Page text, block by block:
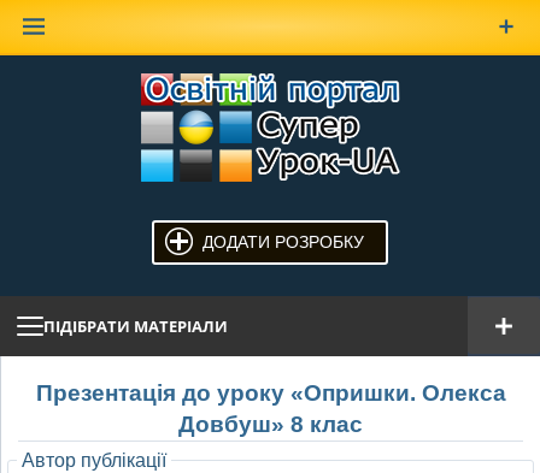
ДОДАТИ РОЗРОБКУ
ПІДІБРАТИ МАТЕРІАЛИ
Презентація до уроку «Опришки. Олекса
Довбуш» 8 клас
Автор публікації